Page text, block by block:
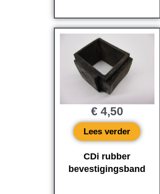
CDi rubber
bevestigingsband
€4,50
Lees verder